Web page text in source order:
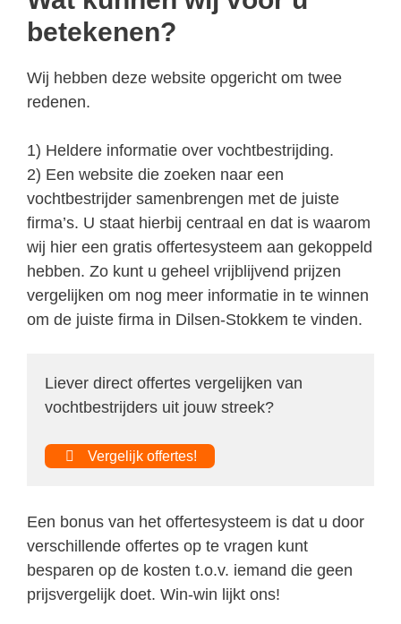
betekenen?
Wij hebben deze website opgericht om twee
redenen.
1) Heldere informatie over vochtbestrijding.
2) Een website die zoeken naar een
vochtbestrijder samenbrengen met de juiste
firma’s. U staat hierbij centraal en dat is waarom
wij hier een gratis offertesysteem aan gekoppeld
hebben. Zo kunt u geheel vrijblijvend prijzen
vergelijken om nog meer informatie in te winnen
om de juiste firma in Dilsen-Stokkem te vinden.
Liever direct offertes vergelijken van
vochtbestrijders uit jouw streek?
Vergelijk offertes!
Een bonus van het offertesysteem is dat u door
verschillende offertes op te vragen kunt
besparen op de kosten t.o.v. iemand die geen
prijsvergelijk doet. Win-win lijkt ons!